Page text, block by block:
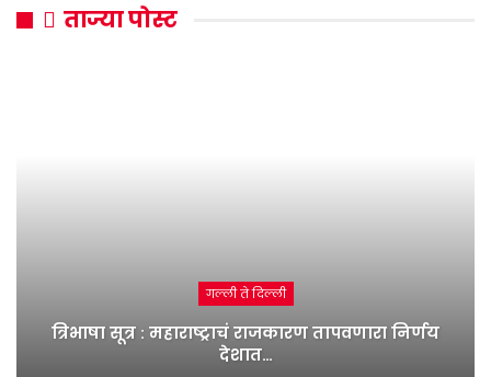
ताज्या पोस्ट
गल्ली ते दिल्ली
त्रिभाषा सूत्र : महाराष्ट्राचं राजकारण तापवणारा निर्णय
देशात…